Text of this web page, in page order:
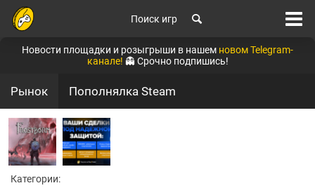
Поиск игр
Новости площадки и розыгрыши в нашем новом Telegram-
канале! 👻 Срочно подпишись!
Рынок Пополнялка Steam
Категории: